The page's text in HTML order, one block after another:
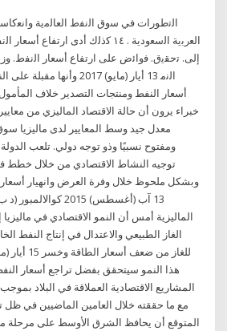
اﻟﺗطورات ﻓﻲ ﺳوق اﻟﻧﻔط اﻟﻌﺎﻟﻣﻳﺔ
اﻟﻌرﺑﻳﺔ اﻟﺳﻌودﻳﺔ . ١٤ ﻛذﻟك أدى
إﻟﻰ. ﺗﺣﻘﻳق. ﻓواﺋض ﻋﻠﻰ ارﺗﻔﺎع أﺳﻌﺎر اﻟﻧﻔط.
اﻟﻧﻣ 13 أيار (مايو) 2017
أسعار النفط ومنتجات التصدير خلاف المأمول
معدل جيد وسط المعايير لدى ماليزيا
ومفتوح نسبيًا وذو توجه دولي. تلعب
توجيه النشاط الاقتصادي من خلال خطط
وبشكل ملحوظ خلال وفرة العرض وانهيار
13 آب (أغسطس) 2015
الغاز الطبيعي والاعتدال في إنتاج النفط
هذا النمو سيتحقق بفضل تراجع أسعار
المشاريع الاقتصادية العملاقة في البلاد
مع ما حققته خلال العامين الماضيين في ظل
المتوقع أن يحافظ الشرق الأوسط على مرحلة